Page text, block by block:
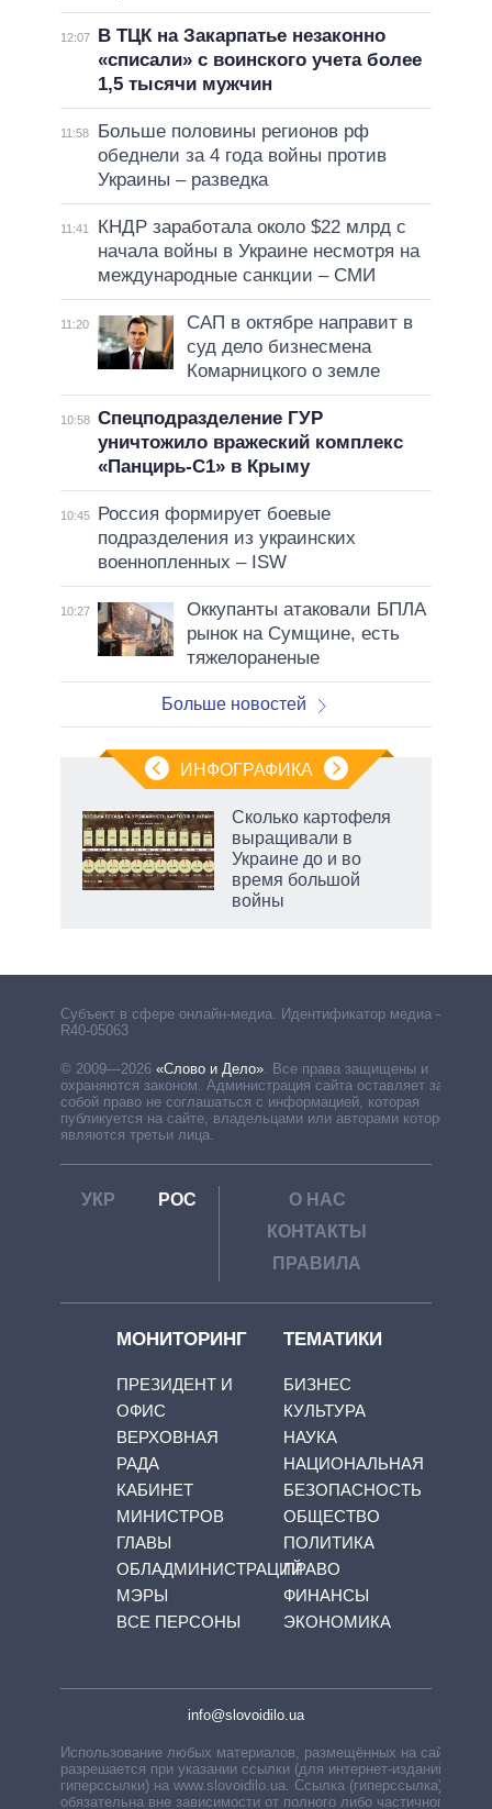
12:07
В ТЦК на Закарпатье незаконно
«списали» с воинского учета более
1,5 тысячи мужчин
11:58
Больше половины регионов рф
обеднели за 4 года войны против
Украины – разведка
11:41
КНДР заработала около $22 млрд с
начала войны в Украине несмотря на
международные санкции – СМИ
11:20
САП в октябре направит в
суд дело бизнесмена
Комарницкого о земле
10:58 Спецподразделение ГУР
уничтожило вражеский комплекс
«Панцирь-С1» в Крыму
10:45
Россия формирует боевые
подразделения из украинских
военнопленных – ISW
10:27
Оккупанты атаковали БПЛА
рынок на Сумщине, есть
тяжелораненые
Больше новостей
ИНФОГРАФИКА
Сколько картофеля
выращивали в
Украине до и во
время большой
войны
Субъект в сфере онлайн-медиа. Идентификатор медиа –
R40-05063
© 2009—2026 «Слово и Дело» Все права защищены и
охраняются законом. Администрация сайта оставляет за
собой право не соглашаться с информацией, которая
публикуется на сайте, владельцами или авторами которой
являются третьи лица.
УКР РОС
О НАС
КОНТАКТЫ
ПРАВИЛА
МОНИТОРИНГ
ПРЕЗИДЕНТ И
ОФИС
ВЕРХОВНАЯ
РАДА
КАБИНЕТ
МИНИСТРОВ
ГЛАВЫ
ОБЛАДМИНИСТРАЦИЙ
МЭРЫ
ВСЕ ПЕРСОНЫ
ТЕМАТИКИ
БИЗНЕС
КУЛЬТУРА
НАУКА
НАЦИОНАЛЬНАЯ
БЕЗОПАСНОСТЬ
ОБЩЕСТВО
ПОЛИТИКА
ПРАВО
ФИНАНСЫ
ЭКОНОМИКА
info@slovoidilo.ua
Использование любых материалов, размещённых на сайте,
разрешается при указании ссылки (для интернет-изданий —
гиперссылки) на www.slovoidilo.ua. Ссылка (гиперссылка)
обязательна вне зависимости от полного либо частичного